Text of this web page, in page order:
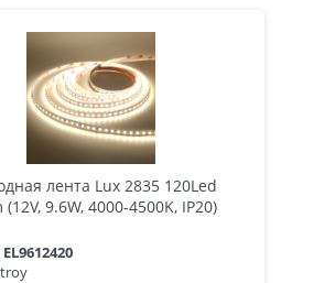
лента Lux 2835 120Led
9.6W, 4000-4500K, IP20)